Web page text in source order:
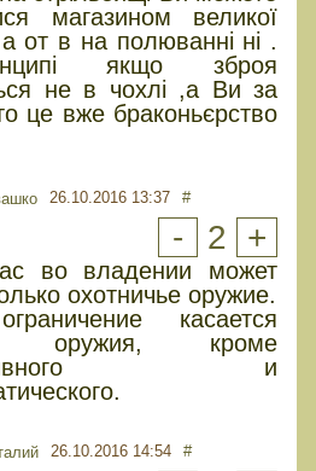
магазином великої
от в на полюванні ні .
якщо зброя
не в чохлі ,а Ви за
це вже браконьєрство
26.10.2016 13:37 #
- 2 +
во владении может
охотничье оружие.
касается
оружия, кроме
и
26.10.2016 14:54 #